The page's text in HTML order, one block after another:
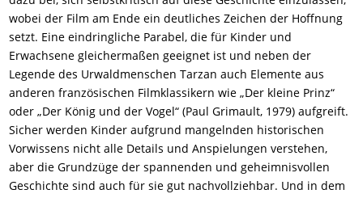
wobei der Film am Ende ein deutliches Zeichen der Hoffnung
setzt. Eine eindringliche Parabel, die für Kinder und
Erwachsene gleichermaßen geeignet ist und neben der
Legende des Urwaldmenschen Tarzan auch Elemente aus
anderen französischen Filmklassikern wie „Der kleine Prinz“
oder „Der König und der Vogel“ (Paul Grimault, 1979) aufgreift.
Sicher werden Kinder aufgrund mangelnden historischen
Vorwissens nicht alle Details und Anspielungen verstehen,
aber die Grundzüge der spannenden und geheimnisvollen
Geschichte sind auch für sie gut nachvollziehbar. Und in dem